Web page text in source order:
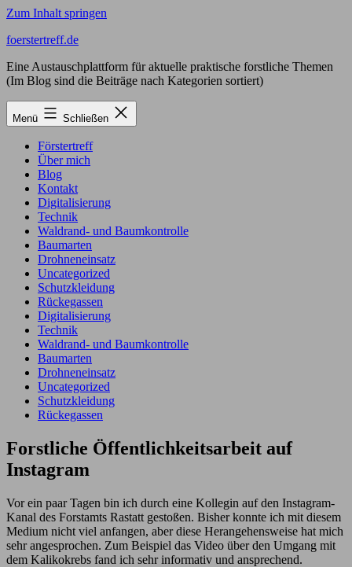
Zum Inhalt springen
foerstertreff.de
Eine Austauschplattform für aktuelle praktische forstliche Themen
(Im Blog sind die Beiträge nach Kategorien sortiert)
Menü Schließen
Förstertreff
Über mich
Blog
Kontakt
Digitalisierung
Technik
Waldrand- und Baumkontrolle
Baumarten
Drohneneinsatz
Uncategorized
Schutzkleidung
Rückegassen
Digitalisierung
Technik
Waldrand- und Baumkontrolle
Baumarten
Drohneneinsatz
Uncategorized
Schutzkleidung
Rückegassen
Forstliche Öffentlichkeitsarbeit auf
Instagram
Vor ein paar Tagen bin ich durch eine Kollegin auf den Instagram-
Kanal des Forstamts Rastatt gestoßen. Bisher konnte ich mit diesem
Medium nicht viel anfangen, aber diese Herangehensweise hat mich
sehr angesprochen. Zum Beispiel das Video über den Umgang mit
dem Kalikokrebs fand ich sehr informativ und ansprechend.